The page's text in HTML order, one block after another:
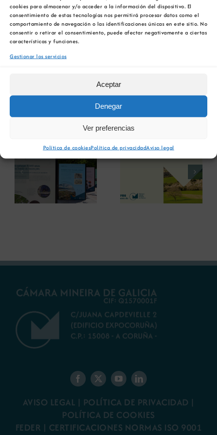
cookies para almacenar y/o acceder a la información del dispositivo. El
consentimiento de estas tecnologías nos permitirá procesar datos como el
comportamiento de navegación o las identificaciones únicas en este sitio. No
consentir o retirar el consentimiento, puede afectar negativamente a ciertas
características y funciones.
Gestionar los servicios
Aceptar
Denegar
Ver preferencias
Política de cookiesPolítica de privacidadAviso legal
podrán compartiravances, proyectos y
perspectivas sobre el potencial de las diferentes
técnicas aplicadas a las restauraciones mineras
en Galicia y en el contexto global.
cmg@demostracionweb.com
Artículos relacionados
La COMG reúne a
dos líderes
empresarias con
motivo de su
Centenario para
debatir sobre el
La OIPE y el
CRETUS
presentan las
últimas
innovaciones en
restauración
AVISO LEGAL | POLÍTICA DE PRIVACIDAD |
POLÍTICA DE COOKIES
FEDER | CERTIFICACIONES NORMAS ISO 9001